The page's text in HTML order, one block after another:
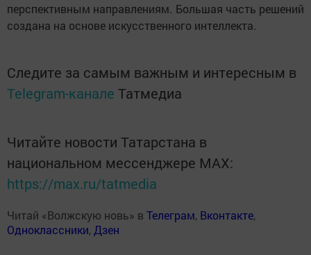
перспективным направлениям. Большая часть решений
создана на основе искусственного интеллекта.
Следите за самым важным и интересным в
Telegram-канале Татмедиа
Читайте новости Татарстана в
национальном мессенджере MАХ:
https://max.ru/tatmedia
Читай «Волжскую новь» в Телеграм, Вконтакте,
Одноклассники, Дзен